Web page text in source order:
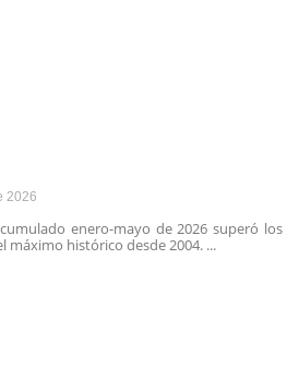
2026
enero-mayo de 2026 superó los
máximo histórico desde 2004. ...